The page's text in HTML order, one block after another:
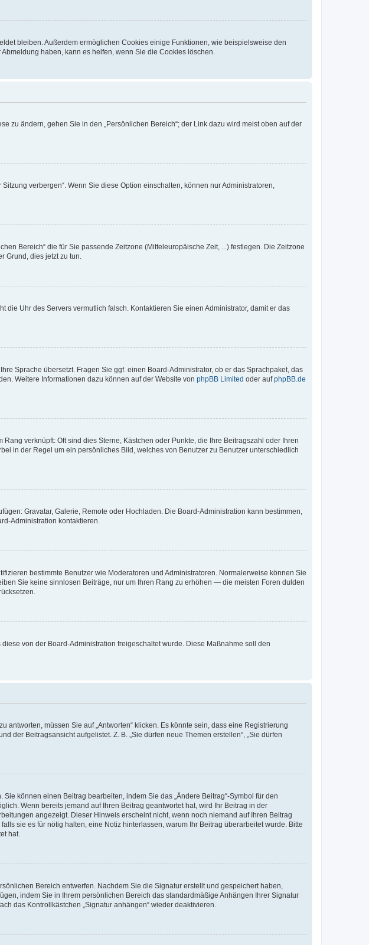
bleiben. Außerdem ermöglichen Cookies einige Funktionen, wie beispielsweise den
haben, kann es helfen, wenn Sie die Cookies löschen.
zu ändern, gehen Sie in den „Persönlichen Bereich“; der Link dazu wird meist oben auf der
verbergen“. Wenn Sie diese Option einschalten, können nur Administratoren,
Bereich“ die für Sie passende Zeitzone (Mitteleuropäische Zeit, ...) festlegen. Die Zeitzone
Grund, dies jetzt zu tun.
Uhr des Servers vermutlich falsch. Kontaktieren Sie einen Administrator, damit er das
Sprache übersetzt. Fragen Sie ggf. einen Board-Administrator, ob er das Sprachpaket, das
Weitere Informationen dazu können auf der Website von phpBB Limited oder aufphpBB.de
verknüpft: Oft sind dies Sterne, Kästchen oder Punkte, die Ihre Beitragszahl oder Ihren
in der Regel um ein persönliches Bild, welches von Benutzer zu Benutzer unterschiedlich
Gravatar, Galerie, Remote oder Hochladen. Die Board-Administration kann bestimmen,
Administration kontaktieren.
bestimmte Benutzer wie Moderatoren und Administratoren. Normalerweise können Sie
Sie keine sinnlosen Beiträge, nur um Ihren Rang zu erhöhen — die meisten Foren dulden
von der Board-Administration freigeschaltet wurde. Diese Maßnahme soll den
antworten, müssen Sie auf „Antworten“ klicken. Es könnte sein, dass eine Registrierung
der Beitragsansicht aufgelistet. Z. B. „Sie dürfen neue Themen erstellen“, „Sie dürfen
können einen Beitrag bearbeiten, indem Sie das „Ändere Beitrag“-Symbol für den
Wenn bereits jemand auf Ihren Beitrag geantwortet hat, wird Ihr Beitrag in der
angezeigt. Dieser Hinweis erscheint nicht, wenn noch niemand auf Ihren Beitrag
sie es für nötig halten, eine Notiz hinterlassen, warum Ihr Beitrag überarbeitet wurde. Bitte
hat.
Bereich entwerfen. Nachdem Sie die Signatur erstellt und gespeichert haben,
indem Sie in Ihrem persönlichen Bereich das standardmäßige Anhängen Ihrer Signatur
das Kontrollkästchen „Signatur anhängen“ wieder deaktivieren.